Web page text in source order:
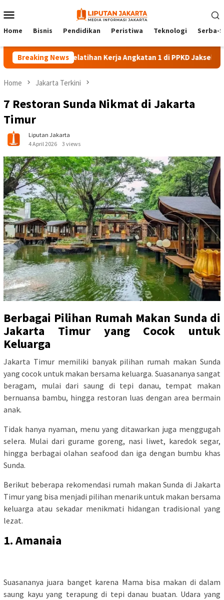
to
Menu
Home Bisnis Pendidikan Peristiwa Teknologi Serba-
Breaking News
Pelatihan Kerja Angkatan 1 di PPKD Jaksel 10 Wisata
Home Jakarta Terkini
7 Restoran Sunda Nikmat di Jakarta
Timur
Liputan Jakarta
4 April 2026
3 views
Berbagai Pilihan Rumah Makan Sunda di
Jakarta Timur yang Cocok untuk
Keluarga
Jakarta Timur memiliki banyak pilihan rumah makan Sunda
yang cocok untuk makan bersama keluarga. Suasananya sangat
beragam, mulai dari saung di tepi danau, tempat makan
bernuansa bambu, hingga restoran luas dengan area bermain
anak.
Tidak hanya nyaman, menu yang ditawarkan juga menggugah
selera. Mulai dari gurame goreng, nasi liwet, karedok segar,
hingga berbagai olahan seafood dan iga dengan bumbu khas
Sunda.
Berikut beberapa rekomendasi rumah makan Sunda di Jakarta
Timur yang bisa menjadi pilihan menarik untuk makan bersama
keluarga atau sekadar menikmati hidangan tradisional yang
lezat.
1. Amanaia
Suasananya juara banget karena Mama bisa makan di dalam
saung kayu yang terapung di tepi danau buatan. Udara yang